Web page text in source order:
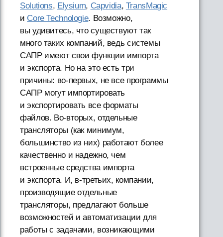
Solutions, Elysium, Capvidia, TransMagic
и Core Technologie. Возможно,
вы удивитесь, что существуют так
много таких компаний, ведь системы
САПР имеют свои функции импорта
и экспорта. Но на это есть три
причины: во-первых, не все программы
САПР могут импортировать
и экспортировать все форматы
файлов. Во-вторых, отдельные
трансляторы (как минимум,
большинство из них) работают более
качественно и надежно, чем
встроенные средства импорта
и экспорта. И, в-третьих, компании,
производящие отдельные
трансляторы, предлагают больше
возможностей и автоматизации для
работы с задачами, возникающими